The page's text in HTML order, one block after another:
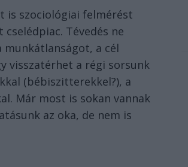
is szociológiai felmérést
Tévedés ne
munkátlanságot, a cél
visszatérhet a régi sorsunk
(bébiszitterekkel?), a
Már most is sokan vannak
az oka, de nem is